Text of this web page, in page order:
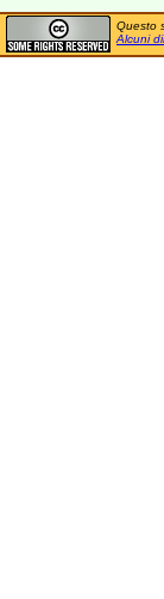
Questo
Alcuni